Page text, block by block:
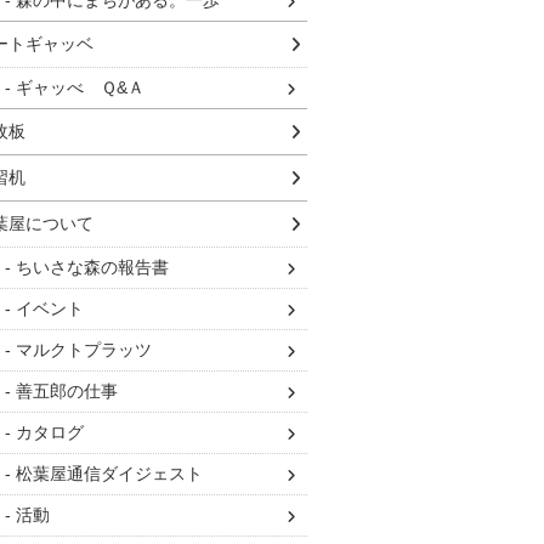
トギャッベ
ギャッべ Ｑ&Ａ
板
机
屋について
ちいさな森の報告書
イベント
マルクトプラッツ
善五郎の仕事
カタログ
松葉屋通信ダイジェスト
活動